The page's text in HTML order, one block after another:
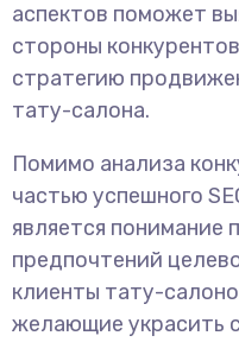
аспектов поможет
стороны
стратегию
тату-салона.
Помимо анализа
частью успешного
является понимание
предпочтений
клиенты тату-
желающие украсить